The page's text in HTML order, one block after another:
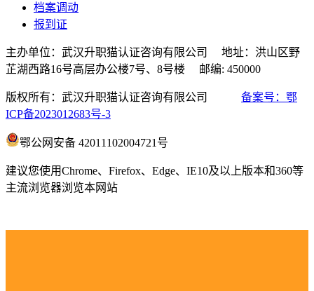
档案调动
报到证
主办单位：武汉升职猫认证咨询有限公司 地址：洪山区野
芷湖西路16号高层办公楼7号、8号楼 邮编: 450000
版权所有：武汉升职猫认证咨询有限公司 备案号：鄂
ICP备2023012683号-3
鄂公网安备 42011102004721号
建议您使用Chrome、Firefox、Edge、IE10及以上版本和360等
主流浏览器浏览本网站